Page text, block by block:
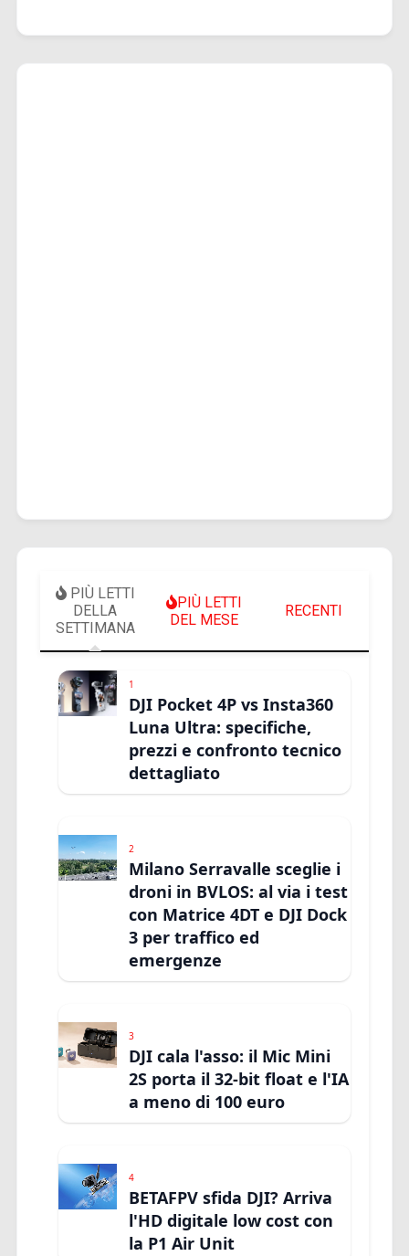
PIÙ LETTI
DELLA
SETTIMANA
PIÙ LETTI
DEL MESE
RECENTI
1
DJI Pocket 4P vs Insta360
Luna Ultra: specifiche,
prezzi e confronto tecnico
dettagliato
2
Milano Serravalle sceglie i
droni in BVLOS: al via i test
con Matrice 4DT e DJI Dock
3 per traffico ed
emergenze
3
DJI cala l'asso: il Mic Mini
2S porta il 32-bit float e l'IA
a meno di 100 euro
4
BETAFPV sfida DJI? Arriva
l'HD digitale low cost con
la P1 Air Unit